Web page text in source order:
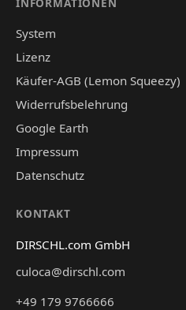
System
Lizenz
Käufer-AGB (Lemon Squeezy)
Widerrufsbelehrung
Google Earth
Impressum
Datenschutz
KONTAKT
DIRSCHL.com GmbH
culoca@dirschl.com
+49 179 9766666